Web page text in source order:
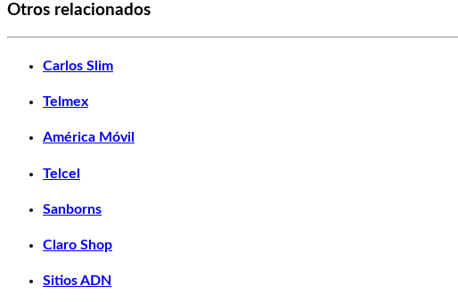
Otros relacionados
Carlos Slim
Telmex
América Móvil
Telcel
Sanborns
Claro Shop
Sitios ADN